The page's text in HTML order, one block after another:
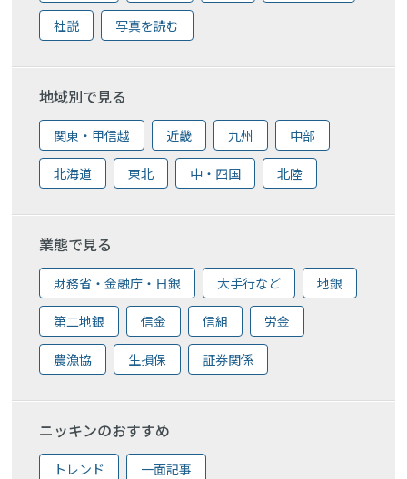
社説 写真を読む
地域別で見る
関東・甲信越 近畿 九州 中部
北海道 東北 中・四国 北陸
業態で見る
財務省・金融庁・日銀 大手行など 地銀
第二地銀 信金 信組 労金
農漁協 生損保 証券関係
ニッキンのおすすめ
トレンド 一面記事